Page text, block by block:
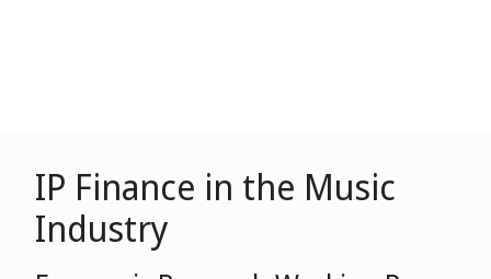
IP Finance in the Music
Industry